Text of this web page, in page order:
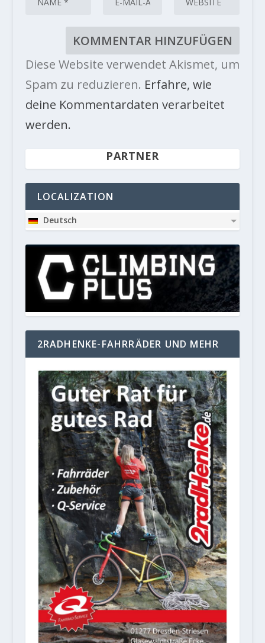
Diese Website verwendet Akismet, um
Spam zu reduzieren. Erfahre, wie
deine Kommentardaten verarbeitet
werden.
PARTNER
LOCALIZATION
Deutsch
2RADHENKE-FAHRRÄDER UND MEHR